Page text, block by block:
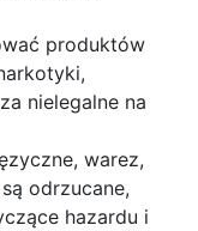
produktów
nielegalne na
warez,
odrzucane,
hazardu i